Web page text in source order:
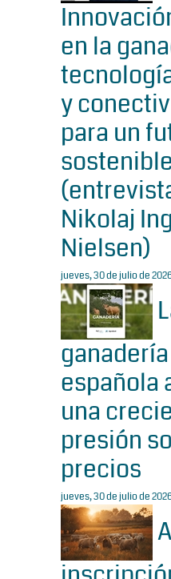
en la
y
para un
sostenible
Nikolaj
Nielsen)
jueves, 30 de julio de
ganadería
española
una
presión
precios
jueves, 30 de julio de